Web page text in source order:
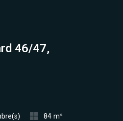
46/47,
84 m²